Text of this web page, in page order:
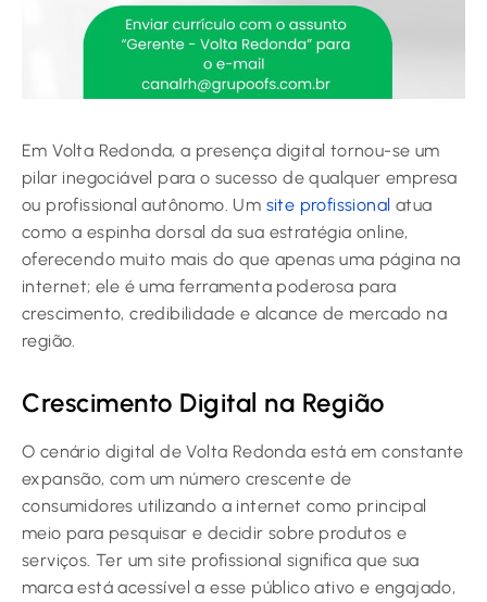
Em Volta Redonda, a presença digital tornou-se um
pilar inegociável para o sucesso de qualquer empresa
ou profissional autônomo. Um site profissional atua
como a espinha dorsal da sua estratégia online,
oferecendo muito mais do que apenas uma página na
internet; ele é uma ferramenta poderosa para
crescimento, credibilidade e alcance de mercado na
região.
Crescimento Digital na Região
O cenário digital de Volta Redonda está em constante
expansão, com um número crescente de
consumidores utilizando a internet como principal
meio para pesquisar e decidir sobre produtos e
serviços. Ter um site profissional significa que sua
marca está acessível a esse público ativo e engajado,